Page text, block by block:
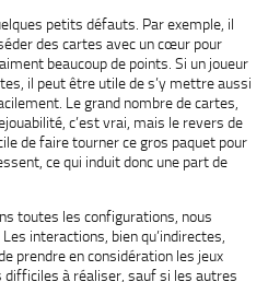
petits défauts. Par exemple, il
des cartes avec un cœur pour
beaucoup de points. Si un joueur
il peut être utile de s’y mettre aussi
Le grand nombre de cartes,
c’est vrai, mais le revers de
de faire tourner ce gros paquet pour
ce qui induit donc une part de
toutes les configurations, nous
interactions, bien qu’indirectes,
prendre en considération les jeux
à réaliser, sauf si les autres